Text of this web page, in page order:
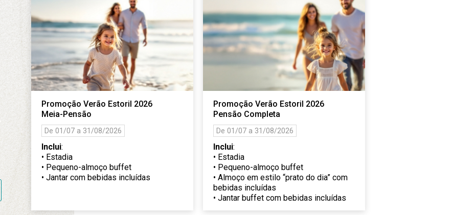
Promoção Verão Estoril 2026
Meia-Pensão
De 01/07 a 31/08/2026
Inclui:
• Estadia
• Pequeno-almoço buffet
• Jantar com bebidas incluídas
Promoção Verão Estoril 2026
Pensão Completa
De 01/07 a 31/08/2026
Inclui:
• Estadia
• Pequeno-almoço buffet
• Almoço em estilo “prato do dia” com
bebidas incluídas
• Jantar buffet com bebidas incluídas